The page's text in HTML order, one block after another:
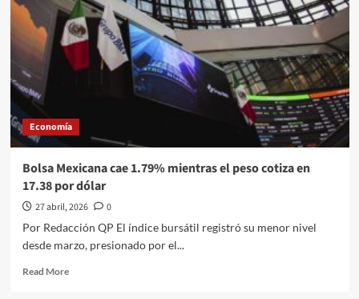
una
semana
después
operativo
EU
Economía
Bolsa Mexicana cae 1.79% mientras el peso cotiza en
17.38 por dólar
27 abril, 2026
0
Por Redacción QP El índice bursátil registró su menor nivel
desde marzo, presionado por el...
Read MoreRead